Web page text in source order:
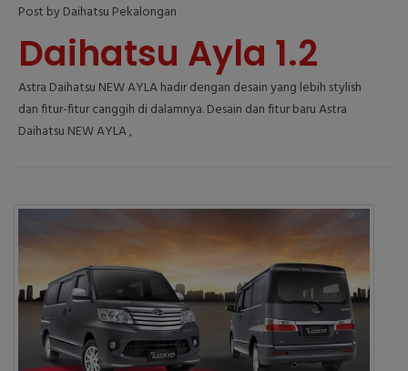
Post by Daihatsu Pekalongan
Daihatsu Ayla 1.2
Astra Daihatsu NEW AYLA hadir dengan desain yang lebih stylish
dan fitur-fitur canggih di dalamnya. Desain dan fitur baru Astra
Daihatsu NEW AYLA ,